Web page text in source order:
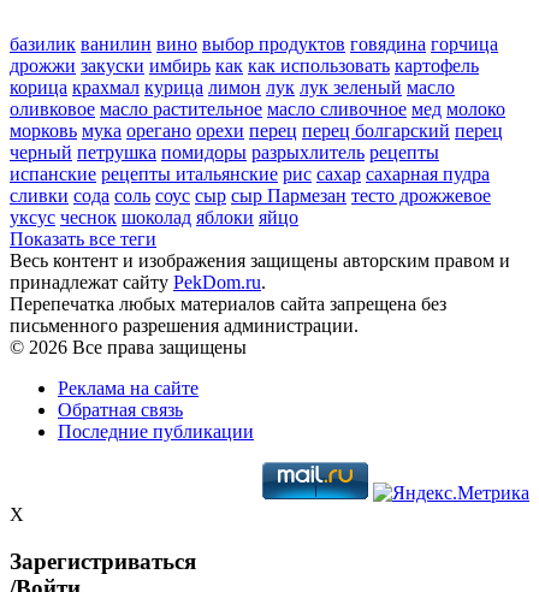
базилик ванилин вино выбор продуктов говядина горчица
дрожжи закуски имбирь как как использовать картофель
корица крахмал курица лимон лук лук зеленый масло
оливковое масло растительное масло сливочное мед молоко
морковь мука орегано орехи перец перец болгарский перец
черный петрушка помидоры разрыхлитель рецепты
испанские рецепты итальянские рис сахар сахарная пудра
сливки сода соль соус сыр сыр Пармезан тесто дрожжевое
уксус чеснок шоколад яблоки яйцо
Показать все теги
Весь контент и изображения защищены авторским правом и
принадлежат сайту PekDom.ru.
Перепечатка любых материалов сайта запрещена без
письменного разрешения администрации.
© 2026 Все права защищены
Реклама на сайте
Обратная связь
Последние публикации
X
Зарегистриваться